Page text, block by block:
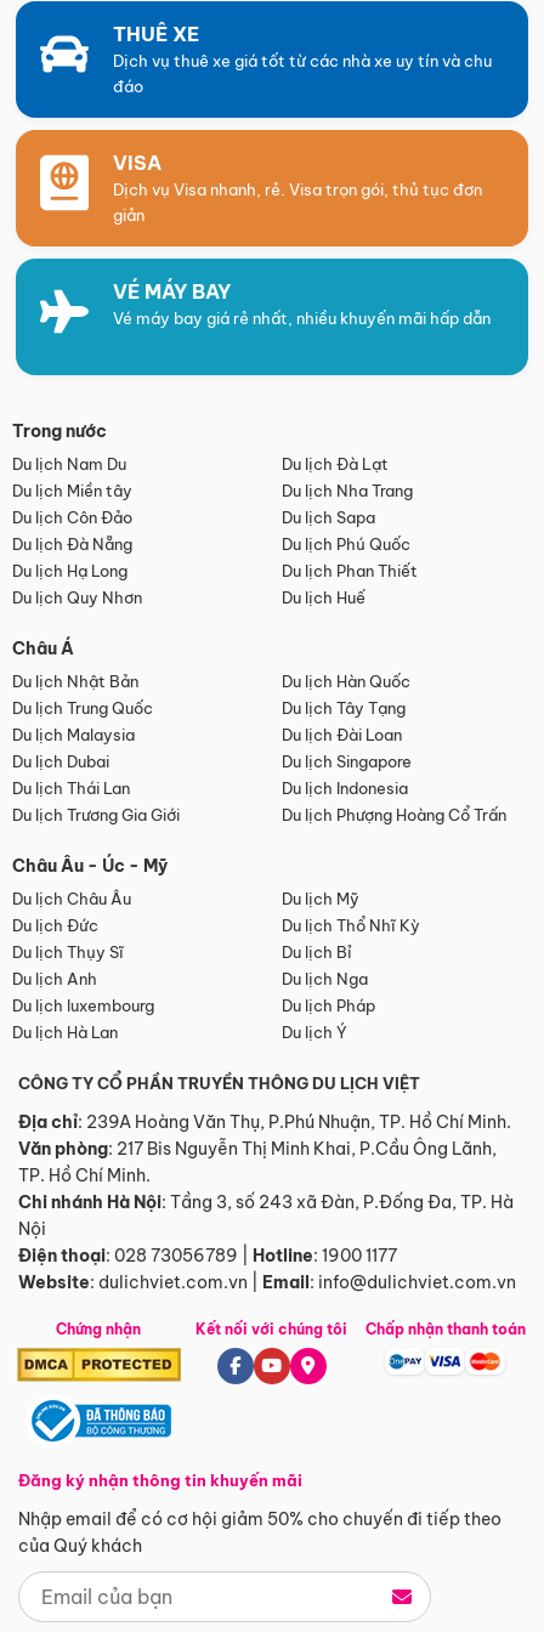
THUÊ XE
Dịch vụ thuê xe giá tốt từ các nhà xe uy tín và chu
đáo
VISA
Dịch vụ Visa nhanh, rẻ. Visa trọn gói, thủ tục đơn
giản
VÉ MÁY BAY
Vé máy bay giá rẻ nhất, nhiều khuyến mãi hấp dẫn
Trong nước
Du lịch Nam Du
Du lịch Đà Lạt
Du lịch Miền tây
Du lịch Nha Trang
Du lịch Côn Đảo
Du lịch Sapa
Du lịch Đà Nẵng
Du lịch Phú Quốc
Du lịch Hạ Long
Du lịch Phan Thiết
Du lịch Quy Nhơn
Du lịch Huế
Châu Á
Du lịch Nhật Bản
Du lịch Hàn Quốc
Du lịch Trung Quốc
Du lịch Tây Tạng
Du lịch Malaysia
Du lịch Đài Loan
Du lịch Dubai
Du lịch Singapore
Du lịch Thái Lan
Du lịch Indonesia
Du lịch Trương Gia Giới
Du lịch Phượng Hoàng Cổ Trấn
Châu Âu - Úc - Mỹ
Du lịch Châu Âu
Du lịch Mỹ
Du lịch Đức
Du lịch Thổ Nhĩ Kỳ
Du lịch Thụy Sĩ
Du lịch Bỉ
Du lịch Anh
Du lịch Nga
Du lịch luxembourg
Du lịch Pháp
Du lịch Hà Lan
Du lịch Ý
CÔNG TY CỔ PHẦN TRUYỀN THÔNG DU LỊCH VIỆT
Địa chỉ: 239A Hoàng Văn Thụ, P.Phú Nhuận, TP. Hồ Chí Minh.
Văn phòng: 217 Bis Nguyễn Thị Minh Khai, P.Cầu Ông Lãnh,
TP. Hồ Chí Minh.
Chi nhánh Hà Nội: Tầng 3, số 243 xã Đàn, P.Đống Đa, TP. Hà
Nội
Điện thoại: 028 73056789 Hotline: 1900 1177
Website: dulichviet.com.vn Email: info@dulichviet.com.vn
Chứng nhận
Đăng ký nhận thông tin khuyến mãi
Nhập email để có cơ hội giảm 50% cho chuyến đi tiếp theo
của Quý khách
Kết nối với chúng tôi Chấp nhận thanh toán